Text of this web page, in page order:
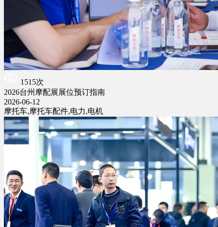
1515次
2026台州摩配展展位预订指南
2026-06-12
摩托车,摩托车配件,电力,电机